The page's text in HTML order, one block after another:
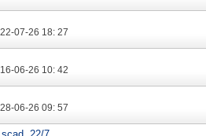
07-26 18: 27
06-26 10: 42
06-26 09: 57